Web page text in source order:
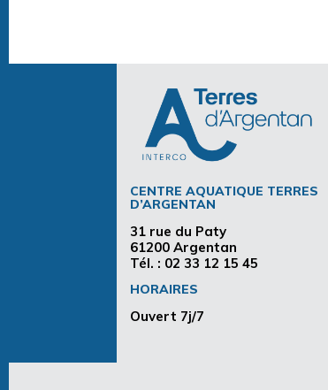
CENTRE AQUATIQUE TERRES
D’ARGENTAN
31 rue du Paty
61200 Argentan
Tél. : 02 33 12 15 45
HORAIRES
Ouvert 7j/7